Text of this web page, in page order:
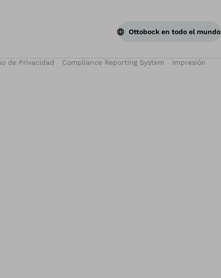
Ottobock en todo el mundo
de Privacidad Compliance Reporting System
Impresión